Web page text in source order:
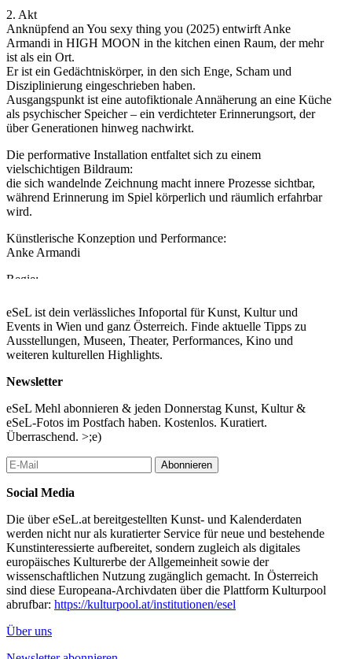
2. Akt
Anknüpfend an You sexy thing you (2025) entwirft Anke
Armandi in HIGH MOON in the kitchen einen Raum, der mehr
ist als ein Ort.
Er ist ein Gedächtniskörper, in den sich Enge, Scham und
Disziplinierung eingeschrieben haben.
Ausgangspunkt ist eine autofiktionale Annäherung an eine Küche
als psychischer Speicher – ein verdichteter Erinnerungsort, der
über Generationen hinweg nachwirkt.
Die performative Installation entfaltet sich zu einem
vielschichtigen Bildraum:
die sich wandelnde Zeichnung macht innere Prozesse sichtbar,
während Erinnerung im Spiel körperlich und räumlich erfahrbar
wird.
Künstlerische Konzeption und Performance:
Anke Armandi
Regie:
Stimme:
Martina Spitzer
Mittwoch, 10. Juni 2026
Einlass: 19 Uhr
Performance: 19:30 Uhr
anschließend:
Anke Armandi im Gespräch mit Maria C. Holter
(Kuratorin / Kunsthistorikerin)
Samstag, 13. Juni 2026
Einlass: 19 Uhr
Performance: 19:30 Uhr
Ausstellungsdauer:
11. bis 14. Juni 2026
...Mehr lesen
eSeL ist dein verlässliches Infoportal für Kunst, Kultur und
Events in Wien und ganz Österreich. Finde aktuelle Tipps zu
Ausstellungen, Museen, Theater, Performances, Kino und
weiteren kulturellen Highlights.
Newsletter
eSeL Mehl abonnieren & jeden Donnerstag Kunst, Kultur &
eSeL-Fotos im Postfach haben. Kostenlos. Kuratiert.
Überraschend. >;e)
Abonnieren
Social Media
Die über eSeL.at bereitgestellten Kunst- und Kalenderdaten
werden nicht nur als kuratierter Service für neue und bestehende
Kunstinteressierte aufbereitet, sondern zugleich als digitales
europäisches Kulturerbe der Allgemeinheit sowie der
wissenschaftlichen Nutzung zugänglich gemacht. In Österreich
sind diese Europeana-Archivdaten über die Plattform Kulturpool
abrufbar: https://kulturpool.at/institutionen/esel
Über uns